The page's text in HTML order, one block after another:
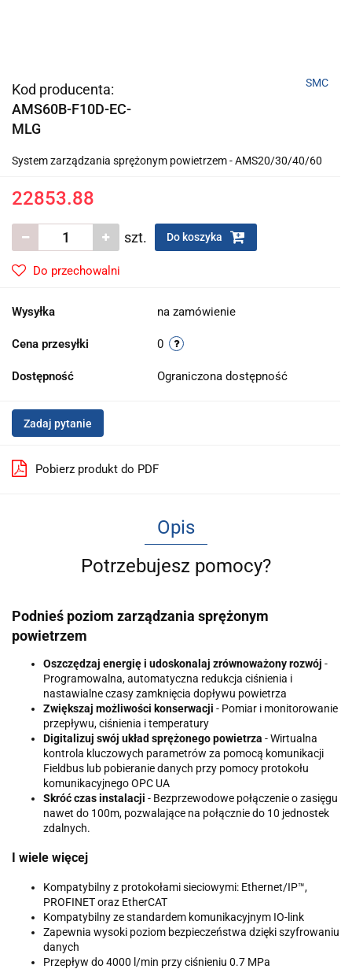
Kod producenta:
AMS60B-F10D-EC-
MLG
SMC
System zarządzania sprężonym powietrzem - AMS20/30/40/60
22853.88
szt. Do koszyka
Do przechowalni
Wysyłka na zamówienie
Cena przesyłki 0
Dostępność Ograniczona dostępność
Zadaj pytanie
Pobierz produkt do PDF
Opis
Potrzebujesz pomocy?
Podnieś poziom zarządzania sprężonym
powietrzem
Oszczędzaj energię i udoskonalaj zrównoważony rozwój -
Programowalna, automatyczna redukcja ciśnienia i
nastawialne czasy zamknięcia dopływu powietrza
Zwiększaj możliwości konserwacji - Pomiar i monitorowanie
przepływu, ciśnienia i temperatury
Digitalizuj swój układ sprężonego powietrza - Wirtualna
kontrola kluczowych parametrów za pomocą komunikacji
Fieldbus lub pobieranie danych przy pomocy protokołu
komunikacyjnego OPC UA
Skróć czas instalacji - Bezprzewodowe połączenie o zasięgu
nawet do 100m, pozwalające na połącznie do 10 jednostek
zdalnych.
I wiele więcej
Kompatybilny z protokołami sieciowymi: Ethernet/IP™,
PROFINET oraz EtherCAT
Kompatybilny ze standardem komunikacyjnym IO-link
Zapewnia wysoki poziom bezpieczeństwa dzięki szyfrowaniu
danych
Przepływ do 4000 l/min przy ciśnieniu 0.7 MPa